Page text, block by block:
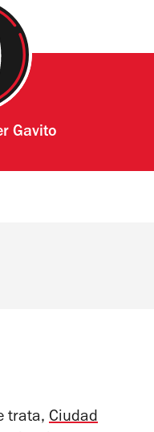
Gavito
trata, Ciudad